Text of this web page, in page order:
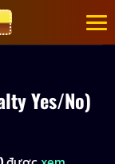
Yes/No)